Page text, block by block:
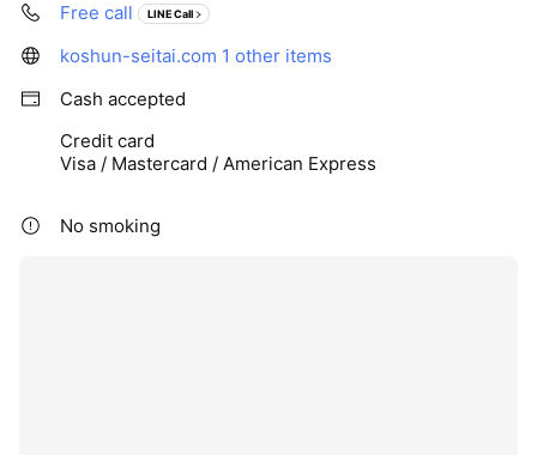
Free call
LINE Call
koshun-seitai.com 1 other items
Cash accepted
Credit card
Visa / Mastercard / American Express
No smoking